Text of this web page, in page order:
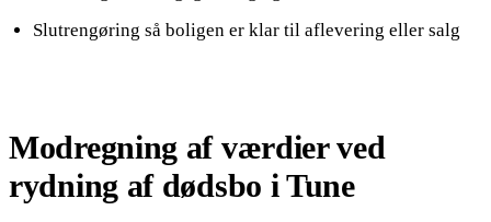
Slutrengøring så boligen er klar til aflevering eller salg
Modregning af værdier ved
rydning af dødsbo i Tune